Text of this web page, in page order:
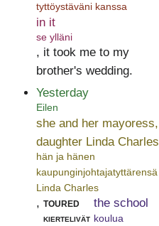
tyttöystäväni kanssa
in it
se ylläni
, it took me to my
brother's wedding.
Yesterday
Eilen
she and her mayoress,
daughter Linda Charles
hän ja hänen
kaupunginjohtajatyttärensä
Linda Charles
, toured
kiertelivät
the school
koulua